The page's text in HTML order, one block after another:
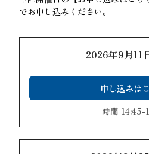
でお申し込みください。
2026年9月11
申し込みは
時間 14:45-